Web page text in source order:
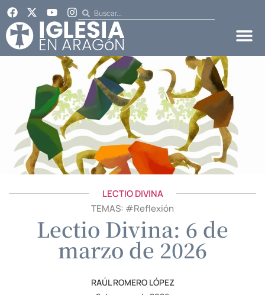
LECTIO DIVINA
TEMAS: #Reflexión
Lectio Divina: 6 de
marzo de 2026
RAÚL ROMERO LÓPEZ